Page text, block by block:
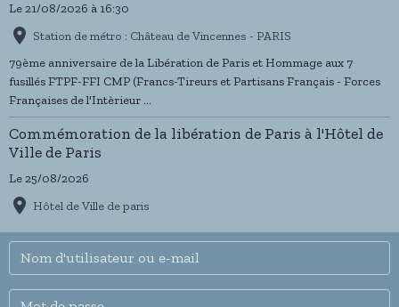
Le 21/08/2026 à 16:30
Station de métro : Château de Vincennes - PARIS
79ème anniversaire de la Libération de Paris et Hommage aux 7
fusillés FTPF-FFI CMP (Francs-Tireurs et Partisans Français - Forces
Françaises de l'Intèrieur ...
Commémoration de la libération de Paris à l'Hôtel de
Ville de Paris
Le 25/08/2026
Hôtel de Ville de paris